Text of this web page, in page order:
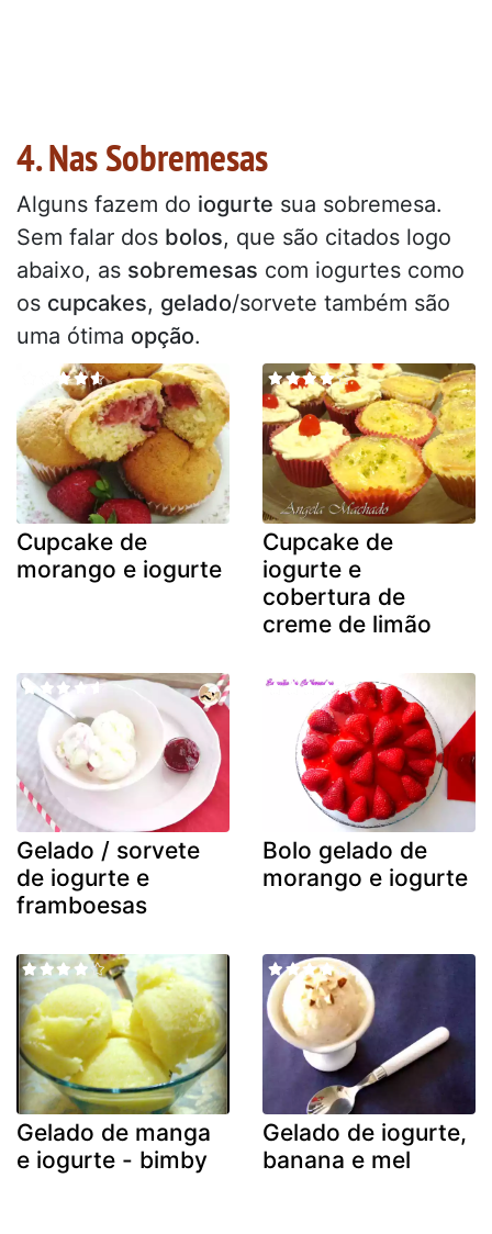
4. Nas Sobremesas
Alguns fazem do iogurte sua sobremesa.
Sem falar dos bolos, que são citados logo
abaixo, as sobremesas com iogurtes como
os cupcakes, gelado/sorvete também são
uma ótima opção.
Cupcake de
morango e iogurte
Cupcake de
iogurte e
cobertura de
creme de limão
Gelado / sorvete
de iogurte e
framboesas
Bolo gelado de
morango e iogurte
Gelado de manga
e iogurte - bimby
Gelado de iogurte,
banana e mel